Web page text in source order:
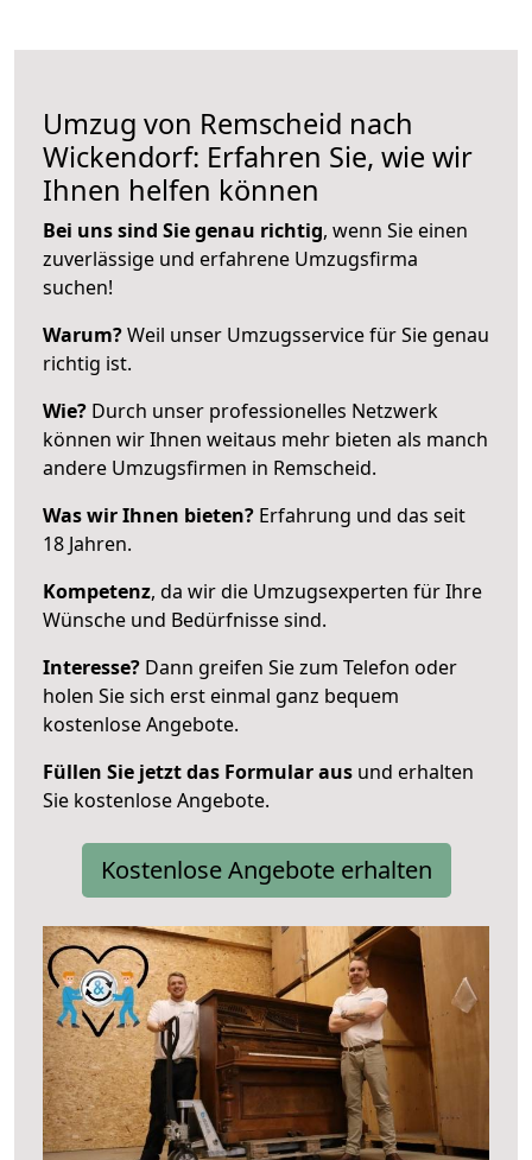
Umzug von Remscheid nach
Wickendorf: Erfahren Sie, wie wir
Ihnen helfen können
Bei uns sind Sie genau richtig, wenn Sie einen
zuverlässige und erfahrene Umzugsfirma
suchen!
Warum?Weil unser Umzugsservice für Sie genau
richtig ist.
Wie? Durch unser professionelles Netzwerk
können wir Ihnen weitaus mehr bieten als manch
andere Umzugsfirmen in Remscheid.
Was wir Ihnen bieten? Erfahrung und das seit
18 Jahren.
Kompetenz, da wir die Umzugsexperten für Ihre
Wünsche und Bedürfnisse sind.
Interesse? Dann greifen Sie zum Telefon oder
holen Sie sich erst einmal ganz bequem
kostenlose Angebote.
Füllen Sie jetzt das Formular aus und erhalten
Sie kostenlose Angebote.
Kostenlose Angebote erhalten